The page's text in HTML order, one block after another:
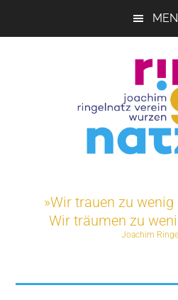
Verein
e.V.
Projekte»Wir trauen zu
Wir träumen zu
Joachim